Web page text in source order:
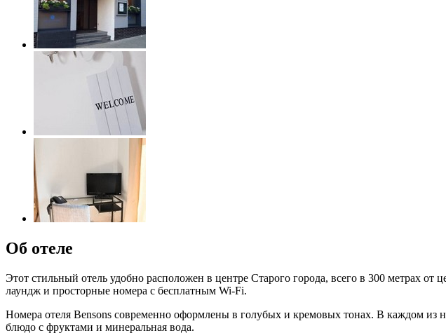
Об отеле
Этот стильный отель удобно расположен в центре Старого города, всего в 300 метрах
лаундж и просторные номера с бесплатным Wi-Fi.
Номера отеля Bensons современно оформлены в голубых и кремовых тонах. В каждом из
блюдо с фруктами и минеральная вода.